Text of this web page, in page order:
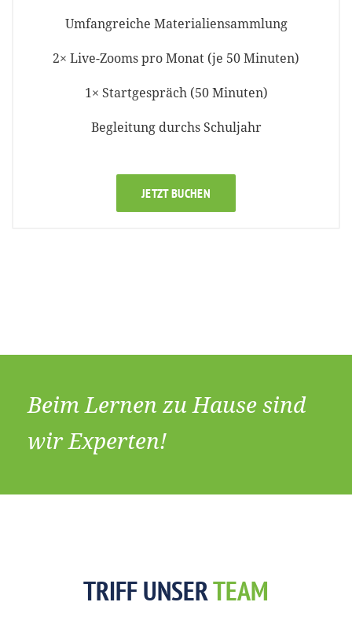
Umfangreiche Materialiensammlung
2× Live-Zooms pro Monat (je 50 Minuten)
1× Startgespräch (50 Minuten)
Begleitung durchs Schuljahr
JETZT BUCHEN
Beim Lernen zu Hause sind
wir Experten!
TRIFF UNSERTEAM